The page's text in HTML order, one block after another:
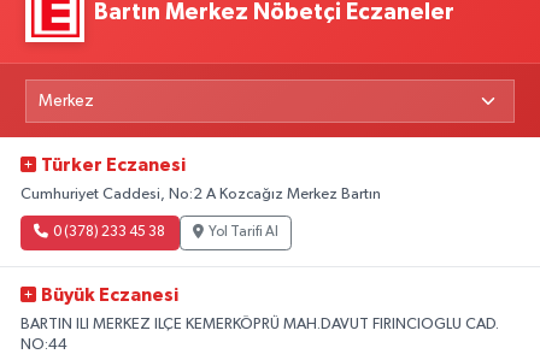
Bartın Merkez Nöbetçi Eczaneler
Türker Eczanesi
Cumhuriyet Caddesi, No:2 A Kozcağız Merkez Bartın
0 (378) 233 45 38 Yol Tarifi Al
Büyük Eczanesi
BARTIN ILI MERKEZ ILÇE KEMERKÖPRÜ MAH.DAVUT FIRINCIOGLU CAD.
NO:44